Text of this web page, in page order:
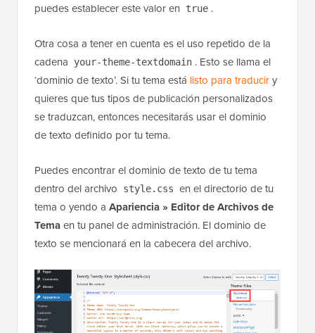
puedes establecer este valor en
true .
Otra cosa a tener en cuenta es el uso repetido de la
cadena
your-theme-textdomain . Esto se llama el
‘dominio de texto’. Si tu tema está listo para traduciry
quieres que tus tipos de publicación personalizados
se traduzcan, entonces necesitarás usar el dominio
de texto definido por tu tema.
Puedes encontrar el dominio de texto de tu tema
dentro del archivo
style.css en el directorio de tu
tema o yendo a Apariencia » Editor de Archivos de
Temaen tu panel de administración. El dominio de
texto se mencionará en la cabecera del archivo.